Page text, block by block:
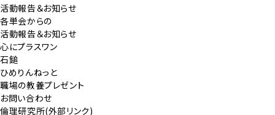
活動報告＆お知らせ
各単会からの
活動報告＆お知らせ
心にプラスワン
石鎚
ひめりんねっと
職場の教養プレゼント
お問い合わせ
倫理研究所(外部リンク)